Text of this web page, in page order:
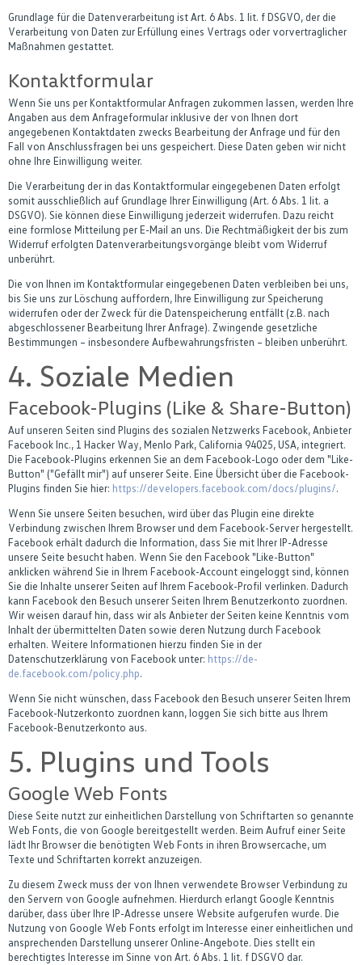
Grundlage für die Datenverarbeitung ist Art. 6 Abs. 1 lit. f DSGVO, der die
Verarbeitung von Daten zur Erfüllung eines Vertrags oder vorvertraglicher
Maßnahmen gestattet.
Kontaktformular
Wenn Sie uns per Kontaktformular Anfragen zukommen lassen, werden Ihre
Angaben aus dem Anfrageformular inklusive der von Ihnen dort
angegebenen Kontaktdaten zwecks Bearbeitung der Anfrage und für den
Fall von Anschlussfragen bei uns gespeichert. Diese Daten geben wir nicht
ohne Ihre Einwilligung weiter.
Die Verarbeitung der in das Kontaktformular eingegebenen Daten erfolgt
somit ausschließlich auf Grundlage Ihrer Einwilligung (Art. 6 Abs. 1 lit. a
DSGVO). Sie können diese Einwilligung jederzeit widerrufen. Dazu reicht
eine formlose Mitteilung per E-Mail an uns. Die Rechtmäßigkeit der bis zum
Widerruf erfolgten Datenverarbeitungsvorgänge bleibt vom Widerruf
unberührt.
Die von Ihnen im Kontaktformular eingegebenen Daten verbleiben bei uns,
bis Sie uns zur Löschung auffordern, Ihre Einwilligung zur Speicherung
widerrufen oder der Zweck für die Datenspeicherung entfällt (z.B. nach
abgeschlossener Bearbeitung Ihrer Anfrage). Zwingende gesetzliche
Bestimmungen – insbesondere Aufbewahrungsfristen – bleiben unberührt.
4. Soziale Medien
Facebook-Plugins (Like & Share-Button)
Auf unseren Seiten sind Plugins des sozialen Netzwerks Facebook, Anbieter
Facebook Inc., 1 Hacker Way, Menlo Park, California 94025, USA, integriert.
Die Facebook-Plugins erkennen Sie an dem Facebook-Logo oder dem "Like-
Button" ("Gefällt mir") auf unserer Seite. Eine Übersicht über die Facebook-
Plugins finden Sie hier: https://developers.facebook.com/docs/plugins/.
Wenn Sie unsere Seiten besuchen, wird über das Plugin eine direkte
Verbindung zwischen Ihrem Browser und dem Facebook-Server hergestellt.
Facebook erhält dadurch die Information, dass Sie mit Ihrer IP-Adresse
unsere Seite besucht haben. Wenn Sie den Facebook "Like-Button"
anklicken während Sie in Ihrem Facebook-Account eingeloggt sind, können
Sie die Inhalte unserer Seiten auf Ihrem Facebook-Profil verlinken. Dadurch
kann Facebook den Besuch unserer Seiten Ihrem Benutzerkonto zuordnen.
Wir weisen darauf hin, dass wir als Anbieter der Seiten keine Kenntnis vom
Inhalt der übermittelten Daten sowie deren Nutzung durch Facebook
erhalten. Weitere Informationen hierzu finden Sie in der
Datenschutzerklärung von Facebook unter: https://de-
de.facebook.com/policy.php.
Wenn Sie nicht wünschen, dass Facebook den Besuch unserer Seiten Ihrem
Facebook-Nutzerkonto zuordnen kann, loggen Sie sich bitte aus Ihrem
Facebook-Benutzerkonto aus.
5. Plugins und Tools
Google Web Fonts
Diese Seite nutzt zur einheitlichen Darstellung von Schriftarten so genannte
Web Fonts, die von Google bereitgestellt werden. Beim Aufruf einer Seite
lädt Ihr Browser die benötigten Web Fonts in ihren Browsercache, um
Texte und Schriftarten korrekt anzuzeigen.
Zu diesem Zweck muss der von Ihnen verwendete Browser Verbindung zu
den Servern von Google aufnehmen. Hierdurch erlangt Google Kenntnis
darüber, dass über Ihre IP-Adresse unsere Website aufgerufen wurde. Die
Nutzung von Google Web Fonts erfolgt im Interesse einer einheitlichen und
ansprechenden Darstellung unserer Online-Angebote. Dies stellt ein
berechtigtes Interesse im Sinne von Art. 6 Abs. 1 lit. f DSGVO dar.